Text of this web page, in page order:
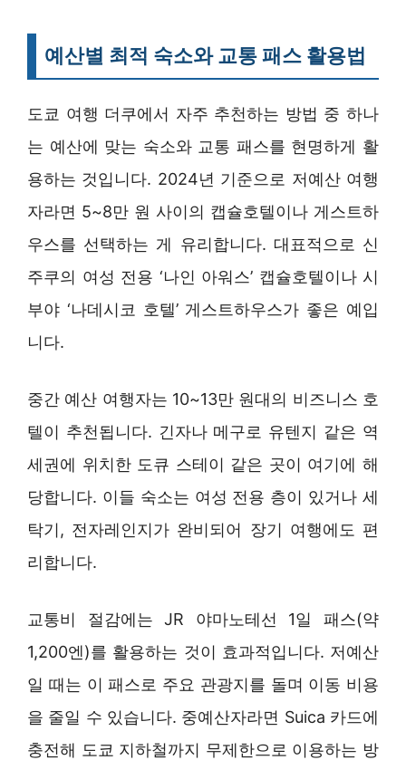
예산별 최적 숙소와 교통 패스 활용법
도쿄 여행 더쿠에서 자주 추천하는 방법 중 하나
는 예산에 맞는 숙소와 교통 패스를 현명하게 활
용하는 것입니다. 2024년 기준으로 저예산 여행
자라면 5~8만 원 사이의 캡슐호텔이나 게스트하
우스를 선택하는 게 유리합니다. 대표적으로 신
주쿠의 여성 전용 ‘나인 아워스’ 캡슐호텔이나 시
부야 ‘나데시코 호텔’ 게스트하우스가 좋은 예입
니다.
중간 예산 여행자는 10~13만 원대의 비즈니스 호
텔이 추천됩니다. 긴자나 메구로 유텐지 같은 역
세권에 위치한 도큐 스테이 같은 곳이 여기에 해
당합니다. 이들 숙소는 여성 전용 층이 있거나 세
탁기, 전자레인지가 완비되어 장기 여행에도 편
리합니다.
교통비 절감에는 JR 야마노테선 1일 패스(약
1,200엔)를 활용하는 것이 효과적입니다. 저예산
일 때는 이 패스로 주요 관광지를 돌며 이동 비용
을 줄일 수 있습니다. 중예산자라면 Suica 카드에
충전해 도쿄 지하철까지 무제한으로 이용하는 방